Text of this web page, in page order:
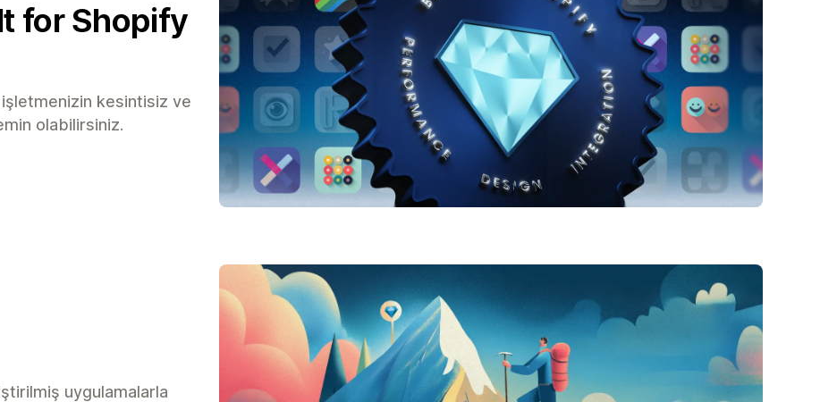
for Shopify
kesintisiz ve
olabilirsiniz.
uygulamalarla